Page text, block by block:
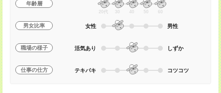
年齢層
20代 30 40 50 60
男女比率 女性 男性
職場の様子 活気あり しずか
仕事の仕方 テキパキ コツコツ